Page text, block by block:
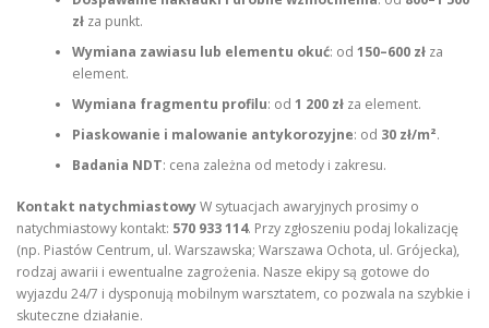
złza punkt.
Wymiana zawiasu lub elementu okuć: od 150–600 złza
element.
Wymiana fragmentu profilu: od 1 200 złza element.
Piaskowanie i malowanie antykorozyjne: od 30 zł/m².
Badania NDT: cena zależna od metody i zakresu.
Kontakt natychmiastowyW sytuacjach awaryjnych prosimy o
natychmiastowy kontakt: 570 933 114. Przy zgłoszeniu podaj lokalizację
(np. Piastów Centrum, ul. Warszawska; Warszawa Ochota, ul. Grójecka),
rodzaj awarii i ewentualne zagrożenia. Nasze ekipy są gotowe do
wyjazdu 24/7 i dysponują mobilnym warsztatem, co pozwala na szybkie i
skuteczne działanie.